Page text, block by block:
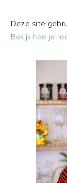
Deze site
Bekijk hoe je